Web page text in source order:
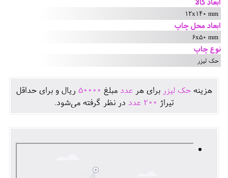
12x140 mm
ابعاد محل چاپ
6x50 mm
نوع چاپ
حک لیزر
هزينهحک لیزر برای هرعدد مبلغ 50000 ريال و برای حداقل
تيراژ 200 عدد در نظر گرفته می‌شود.